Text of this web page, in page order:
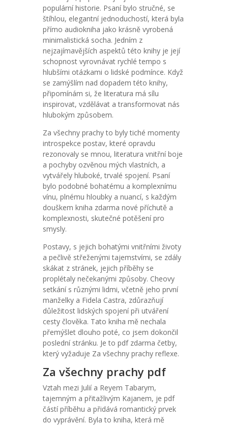
populární historie. Psaní bylo stručné, se
štíhlou, elegantní jednoduchostí, která byla
přímo audiokniha jako krásně vyrobená
minimalistická socha. Jedním z
nejzajímavějších aspektů této knihy je její
schopnost vyrovnávat rychlé tempo s
hlubšími otázkami o lidské podmínce. Když
se zamýšlím nad dopadem této knihy,
připomínám si, že literatura má sílu
inspirovat, vzdělávat a transformovat nás
hlubokým způsobem.
Za všechny prachy to byly tiché momenty
introspekce postav, které opravdu
rezonovaly se mnou, literatura vnitřní boje
a pochyby ozvěnou mých vlastních, a
vytvářely hluboké, trvalé spojení. Psaní
bylo podobné bohatému a komplexnímu
vínu, plnému hloubky a nuancí, s každým
douškem kniha zdarma nové příchutě a
komplexnosti, skutečné potěšení pro
smysly.
Postavy, s jejich bohatými vnitřními životy
a pečlivě střeženými tajemstvími, se zdály
skákat z stránek, jejich příběhy se
proplétaly nečekanými způsoby. Cheovy
setkání s různými lidmi, včetně jeho první
manželky a Fidela Castra, zdůrazňují
důležitost lidských spojení při utváření
cesty člověka. Tato kniha mě nechala
přemýšlet dlouho poté, co jsem dokončil
poslední stránku. Je to pdf zdarma četby,
který vyžaduje Za všechny prachy reflexe.
Za všechny prachy pdf
Vztah mezi Julií a Reyem Tabarym,
tajemným a přitažlivým Kajanem, je pdf
částí příběhu a přidává romantický prvek
do vyprávění. Byla to kniha, která mě